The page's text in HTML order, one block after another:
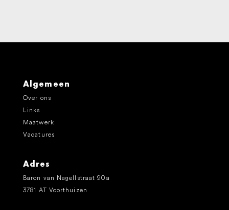
Algemeen
Over ons
Links
Maatwerk
Vacatures
Adres
Baron van Nagellstraat 90a
3781 AT Voorthuizen